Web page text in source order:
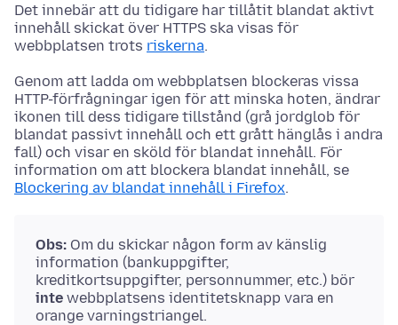
Det innebär att du tidigare har tillåtit blandat aktivt
innehåll skickat över HTTPS ska visas för
webbplatsen trots riskerna.
Genom att ladda om webbplatsen blockeras vissa
HTTP-förfrågningar igen för att minska hoten, ändrar
ikonen till dess tidigare tillstånd (grå jordglob för
blandat passivt innehåll och ett grått hänglås i andra
fall) och visar en sköld för blandat innehåll. För
information om att blockera blandat innehåll, se
Blockering av blandat innehåll i Firefox.
Obs: Om du skickar någon form av känslig
information (bankuppgifter,
kreditkortsuppgifter, personnummer, etc.) bör
inte webbplatsens identitetsknapp vara en
orange varningstriangel.